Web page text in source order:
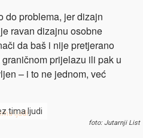
do problema, jer dizajn
ravan dizajnu osobne
da baš i nije pretjerano
prijelazu ili pak u
– i to ne jednom, već
tima ljudi
foto: Jutarnji List